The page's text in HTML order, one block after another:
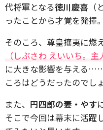
代将軍となる徳川慶喜
ったことから才覚を発揮。
そのころ、尊皇攘夷に燃
（しぶさわ えいいち。主
に大きな影響を与える
ころはどうだったのでし
また、 円四郎の妻・やす
そこで今回は幕末に活躍